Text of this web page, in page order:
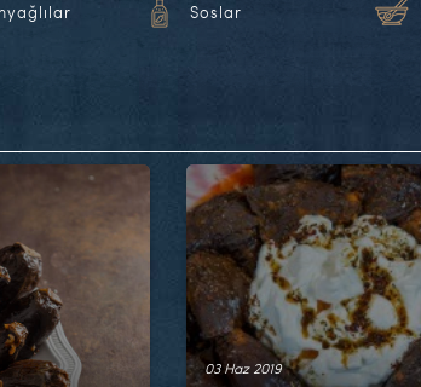
Soslar
03 Haz 2019